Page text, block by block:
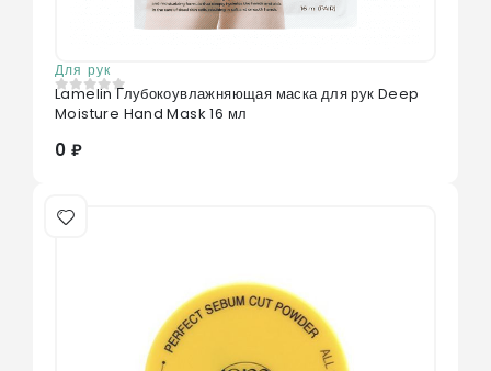
Для рук
0из 5
Lamelin Глубокоувлажняющая маска для рук Deep
Moisture Hand Mask 16 мл
0 ₽